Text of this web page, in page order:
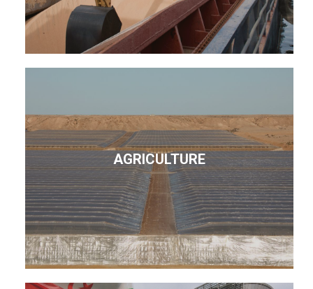
AGRICULTURE